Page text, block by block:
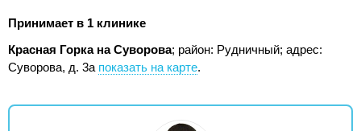
Принимает в 1 клинике
Красная Горка на Суворова; район: Рудничный; адрес:
Суворова, д. 3а показать на карте.